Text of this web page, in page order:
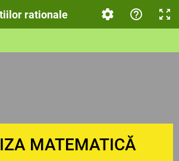
rationale
MATEMATICĂ